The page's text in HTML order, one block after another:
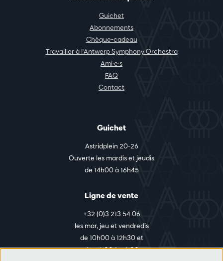
Guichet
Abonnements
Chèque-cadeau
Travailler à l'Antwerp Symphony Orchestra
Ami·e·s
FAQ
Contact
Guichet
Astridplein 20-26
Ouverte les mardis et jeudis
de 14h00 à 16h45
Ligne de vente
+32 (0)3 213 54 06
les mar, jeu et vendredis
de 10h00 à 12h30 et
de 14h00 à 17h00